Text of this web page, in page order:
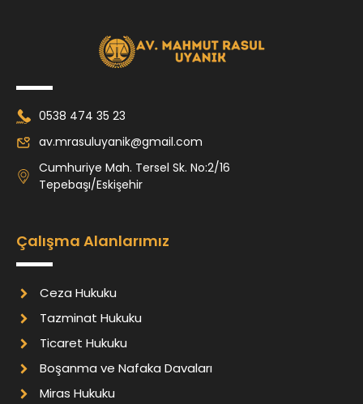
0538 474 35 23
av.mrasuluyanik@gmail.com
Cumhuriye Mah. Tersel Sk. No:2/16
Tepebaşı/Eskişehir
Çalışma Alanlarımız
Ceza Hukuku
Tazminat Hukuku
Ticaret Hukuku
Boşanma ve Nafaka Davaları
Miras Hukuku